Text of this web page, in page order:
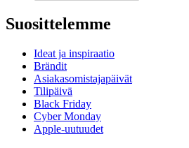
Suosittelemme
Ideat ja inspiraatio
Brändit
Asiakasomistajapäivät
Tilipäivä
Black Friday
Cyber Monday
Apple-uutuudet